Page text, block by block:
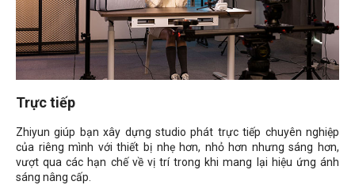
Trực tiếp
Zhiyun giúp bạn xây dựng studio phát trực tiếp chuyên nghiệp
của riêng mình với thiết bị nhẹ hơn, nhỏ hơn nhưng sáng hơn,
vượt qua các hạn chế về vị trí trong khi mang lại hiệu ứng ánh
sáng nâng cấp.